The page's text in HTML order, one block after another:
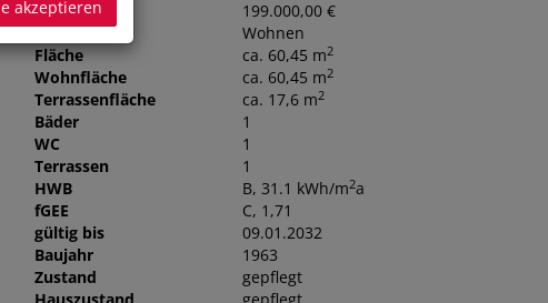
Kaufpreis
199.000,00 €
Nutzungsart
Wohnen
Fläche
ca. 60,45 m2
Wohnfläche ca. 60,45 m2
Terrassenfläche ca. 17,6 m2
Bäder
1
WC
1
Terrassen
1
HWB
B, 31.1 kWh/m2a
fGEE
C, 1,71
gültig bis
09.01.2032
Baujahr
1963
Zustand
gepflegt
akzeptieren